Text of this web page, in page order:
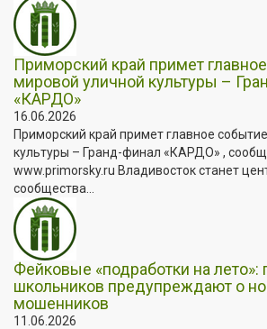
Приморский край примет
мировой уличной культуры –
«КАРДО»
16.06.2026
Приморский край примет главное
культуры – Гранд-финал «КАРДО» ,
www.primorsky.ru Владивосток станет
сообщества...
Фейковые «подработки на лето»:
школьников предупреждают о
мошенников
11.06.2026